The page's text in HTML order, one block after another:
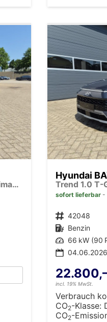
Trend 1.0 T-GDI 90PS Automatik Klimaautomatik Rückf.Kamera Parksensoren Sitzheizung Lenkradheizung Bluetooth Touchscreen Tempomat Apple CarPlay + Android Auto 16"LM
Hyundai
sofort lieferbar
Fahrzeugnr. 42048
Kraftstoff Benzin
Leistung 66 kW (90
04.06.2026
incl. 19% MwSt.
Verbrauch
CO2-Klasse:
CO2-